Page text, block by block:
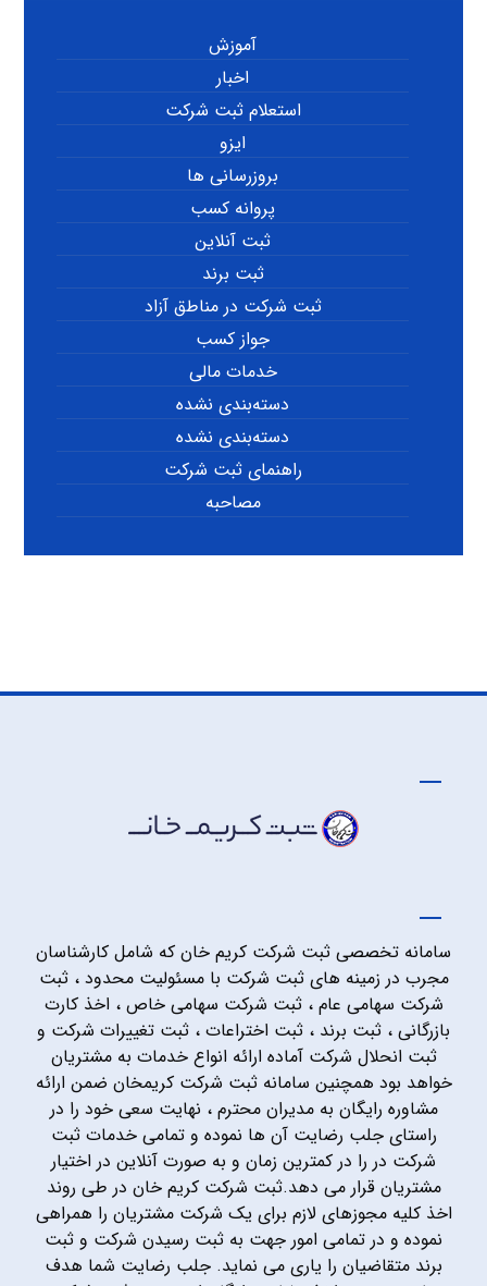
آموزش
اخبار
استعلام ثبت شرکت
ایزو
بروزرسانی ها
پروانه کسب
ثبت آنلاین
ثبت برند
ثبت شرکت در مناطق آزاد
جواز کسب
خدمات مالی
دسته‌بندی نشده
دسته‌بندی نشده
راهنمای ثبت شرکت
مصاحبه
سامانه تخصصی ثبت شرکت کریم خان که شامل کارشناسان
مجرب در زمینه های ثبت شرکت با مسئولیت محدود ، ثبت
شرکت سهامی عام ، ثبت شرکت سهامی خاص ، اخذ کارت
بازرگانی ، ثبت برند ، ثبت اختراعات ، ثبت تغییرات شرکت و
ثبت انحلال شرکت آماده ارائه انواع خدمات به مشتریان
خواهد بود همچنین سامانه ثبت شرکت کریمخان ضمن ارائه
مشاوره رایگان به مدیران محترم ، نهایت سعی خود را در
راستای جلب رضایت آن ها نموده و تمامی خدمات ثبت
شرکت در را در کمترین زمان و به صورت آنلاین در اختیار
مشتریان قرار می دهد.ثبت شرکت کریم خان در طی روند
اخذ کلیه مجوزهای لازم برای یک شرکت مشتریان را همراهی
نموده و در تمامی امور جهت به ثبت رسیدن شرکت و ثبت
برند متقاضیان را یاری می نماید. جلب رضایت شما هدف